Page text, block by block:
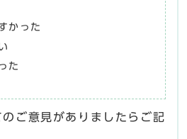
かった
た
ご意見がありましたらご記